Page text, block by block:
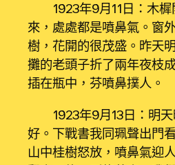
1923年9月11日：木
來，處處都是噴鼻氣。窗
樹，花開的很茂盛。昨天
攤的老頭子折了兩年夜枝
插在瓶中，芬噴鼻撲人。
1923年9月13日：明
好。下戰書我同珮聲出門
山中桂樹怒放，噴鼻氣迎